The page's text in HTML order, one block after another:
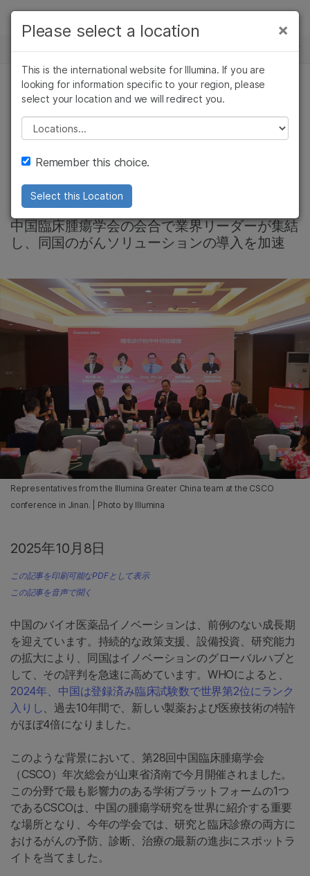
Skip to content
ソリューション
ラーニング
企業情報
サポート
お気に入りの分野を選択
ニュースセンター
中国における腫瘍学
のマイルストーンと
未来を祝う
中国臨床腫瘍学会の会合で業界リーダーが集結
し、同国のがんソリューションの導入を加速
Representatives from the Illumina Greater China team at the CSCO
conference in Jinan. | Photo by Illumina
2025年10月8日
この記事を印刷可能なPDFとして表示
この記事を音声で聞く
中国のバイオ医薬品イノベーションは、前例のない成長期
を迎えています。持続的な政策支援、設備投資、研究能力
の拡大により、同国はイノベーションのグローバルハブと
して、その評判を急速に高めています。WHOによると、
2024年、中国は登録済み臨床試験数で世界第2位にランク
入りし、過去10年間で、新しい製薬および医療技術の特許
がほぼ4倍になりました。
このような背景において、第28回中国臨床腫瘍学会
（CSCO）年次総会が山東省済南で今月開催されました。
この分野で最も影響力のある学術プラットフォームの1つ
であるCSCOは、中国の腫瘍学研究を世界に紹介する重要
な場所となり、今年の学会では、研究と臨床診療の両方に
おけるがんの予防、診断、治療の最新の進歩にスポットラ
イトを当てました。
×
Please select a location
This is the international website for Illumina. If you are
looking for information specific to your region, please
select your location and we will redirect you.
Please select a location
Remember this choice.
Select this Location
×
がん研究
微生物研究
農学研究
複雑な疾患
臨床オンコロジー
生殖医学
患研究